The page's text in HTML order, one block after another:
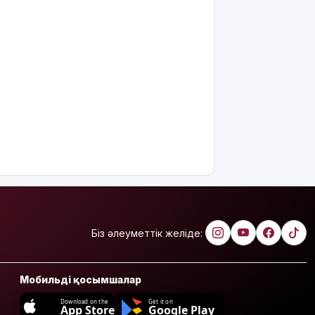
Біз әлеуметтік желіде:
Мобильді қосымшалар
Download on the
App Store
Get it on
Google Play